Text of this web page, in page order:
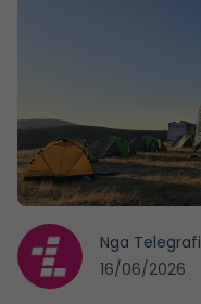
Nga Telegrafi
16/06/2026